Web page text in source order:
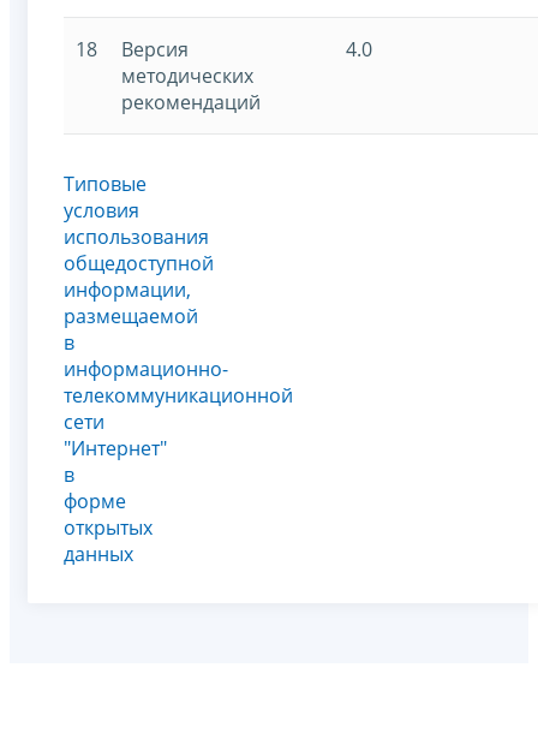
18
Версия
методических
рекомендаций
4.0
Типовые
условия
использования
общедоступной
информации,
размещаемой
в
информационно-
телекоммуникационной
сети
"Интернет"
в
форме
открытых
данных